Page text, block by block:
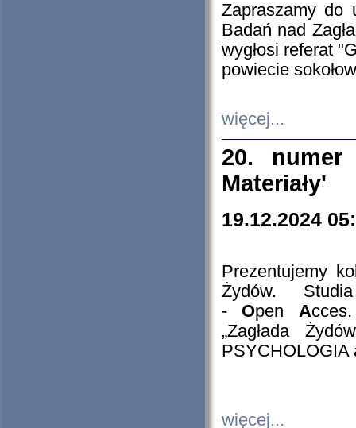
Zapraszamy do
Badań nad
wygłosi referat
powiecie
więcej...
20. numer
Materiały'
19.12.2024
Prezentujemy
Żydów.
- Open A
„Zagłada
PSYCHOLOGIA
więcej...